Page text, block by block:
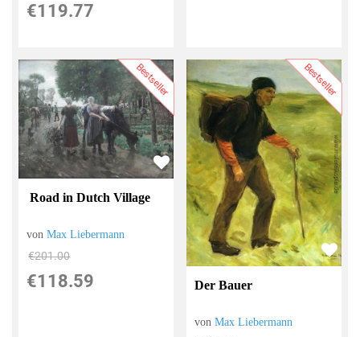
€119.77
Bestseller
Road in Dutch Village
vonMax Liebermann
€201.00
€118.59
Bestseller
Der Bauer
vonMax Liebermann